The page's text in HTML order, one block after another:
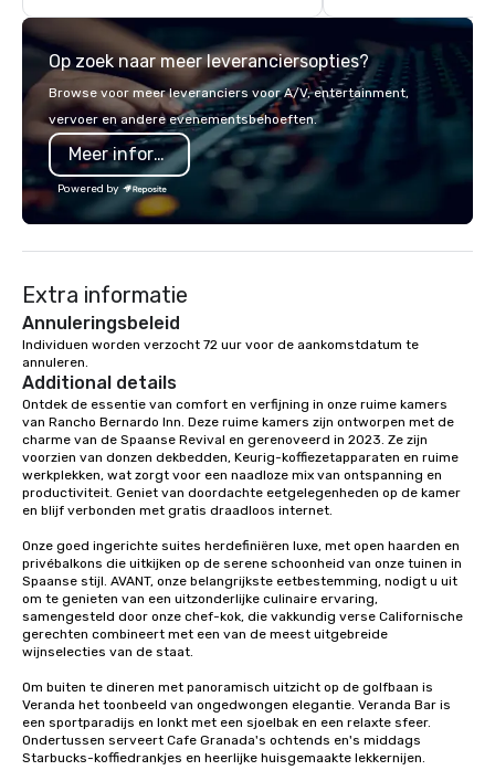
with complete VIP
opportunity to sit
colleagues at each
mingle, and easily
engaging information
meeting events, from
corporate group
Smacking Foodie
group is assured a
experience with three
signature dishes at
person with tax and
included. The only
are drinks. However,
package upgrade is
provides guests a
Our exclusive
ultimate networking
a typical sit-down
to engage the person
Op zoek naar meer leveranciersopties?
Browse voor meer leveranciers voor A/V, entertainment,
vervoer en andere evenementsbehoeften.
Meer informatie
Powered by
Extra informatie
Annuleringsbeleid
Individuen worden verzocht 72 uur voor de aankomstdatum te
annuleren.
Additional details
Ontdek de essentie van comfort en verfijning in onze ruime kamers
van Rancho Bernardo Inn. Deze ruime kamers zijn ontworpen met de
charme van de Spaanse Revival en gerenoveerd in 2023. Ze zijn
voorzien van donzen dekbedden, Keurig-koffiezetapparaten en ruime
werkplekken, wat zorgt voor een naadloze mix van ontspanning en
productiviteit. Geniet van doordachte eetgelegenheden op de kamer
en blijf verbonden met gratis draadloos internet.
Onze goed ingerichte suites herdefiniëren luxe, met open haarden en
privébalkons die uitkijken op de serene schoonheid van onze tuinen in
Spaanse stijl. AVANT, onze belangrijkste eetbestemming, nodigt u uit
om te genieten van een uitzonderlijke culinaire ervaring,
samengesteld door onze chef-kok, die vakkundig verse Californische
gerechten combineert met een van de meest uitgebreide
wijnselecties van de staat.
Om buiten te dineren met panoramisch uitzicht op de golfbaan is
Veranda het toonbeeld van ongedwongen elegantie. Veranda Bar is
een sportparadijs en lonkt met een sjoelbak en een relaxte sfeer.
Ondertussen serveert Cafe Granada's ochtends en's middags
Starbucks-koffiedrankjes en heerlijke huisgemaakte lekkernijen.